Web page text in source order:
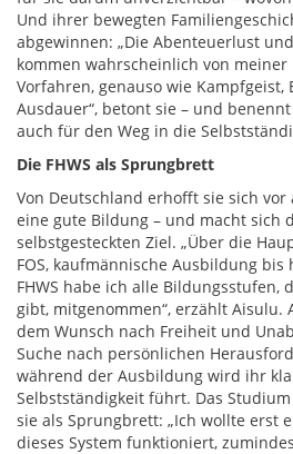
Und ihrer bewegten
abgewinnen: „Die Abenteuerlust
kommen wahrscheinlich von
Vorfahren, genauso wie Kampfgeist,
Ausdauer“, betont sie – und
auch für den Weg in die
Die FHWS als Sprungbrett
Von Deutschland erhofft sie sich vor
eine gute Bildung – und macht sich
selbstgesteckten Ziel. „Über die
FOS, kaufmännische Ausbildung
FHWS habe ich alle Bildungsstufen,
gibt, mitgenommen“, erzählt Aisulu.
dem Wunsch nach Freiheit und
Suche nach persönlichen
während der Ausbildung wird ihr
Selbstständigkeit führt. Das
sie als Sprungbrett: „Ich wollte erst
dieses System funktioniert,